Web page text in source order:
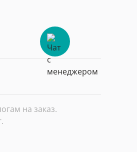
на заказ.